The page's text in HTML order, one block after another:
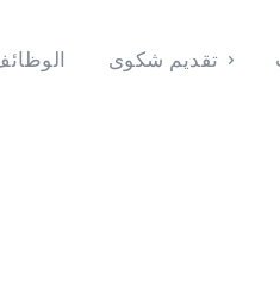
تقديم شكوى